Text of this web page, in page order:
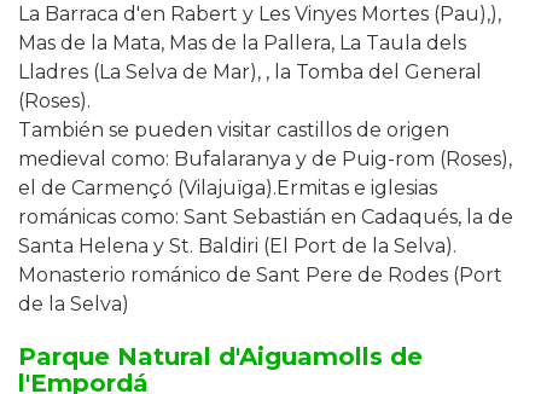
La Barraca d'en Rabert y Les Vinyes Mortes (Pau),),
Mas de la Mata, Mas de la Pallera, La Taula dels
Lladres (La Selva de Mar), , la Tomba del General
(Roses).
También se pueden visitar castillos de origen
medieval como: Bufalaranya y de Puig-rom (Roses),
el de Carmençó (Vilajuïga).Ermitas e iglesias
románicas como: Sant Sebastián en Cadaqués, la de
Santa Helena y St. Baldiri (El Port de la Selva).
Monasterio románico de Sant Pere de Rodes (Port
de la Selva)
Parque Natural d'Aiguamolls de
l'Empordá